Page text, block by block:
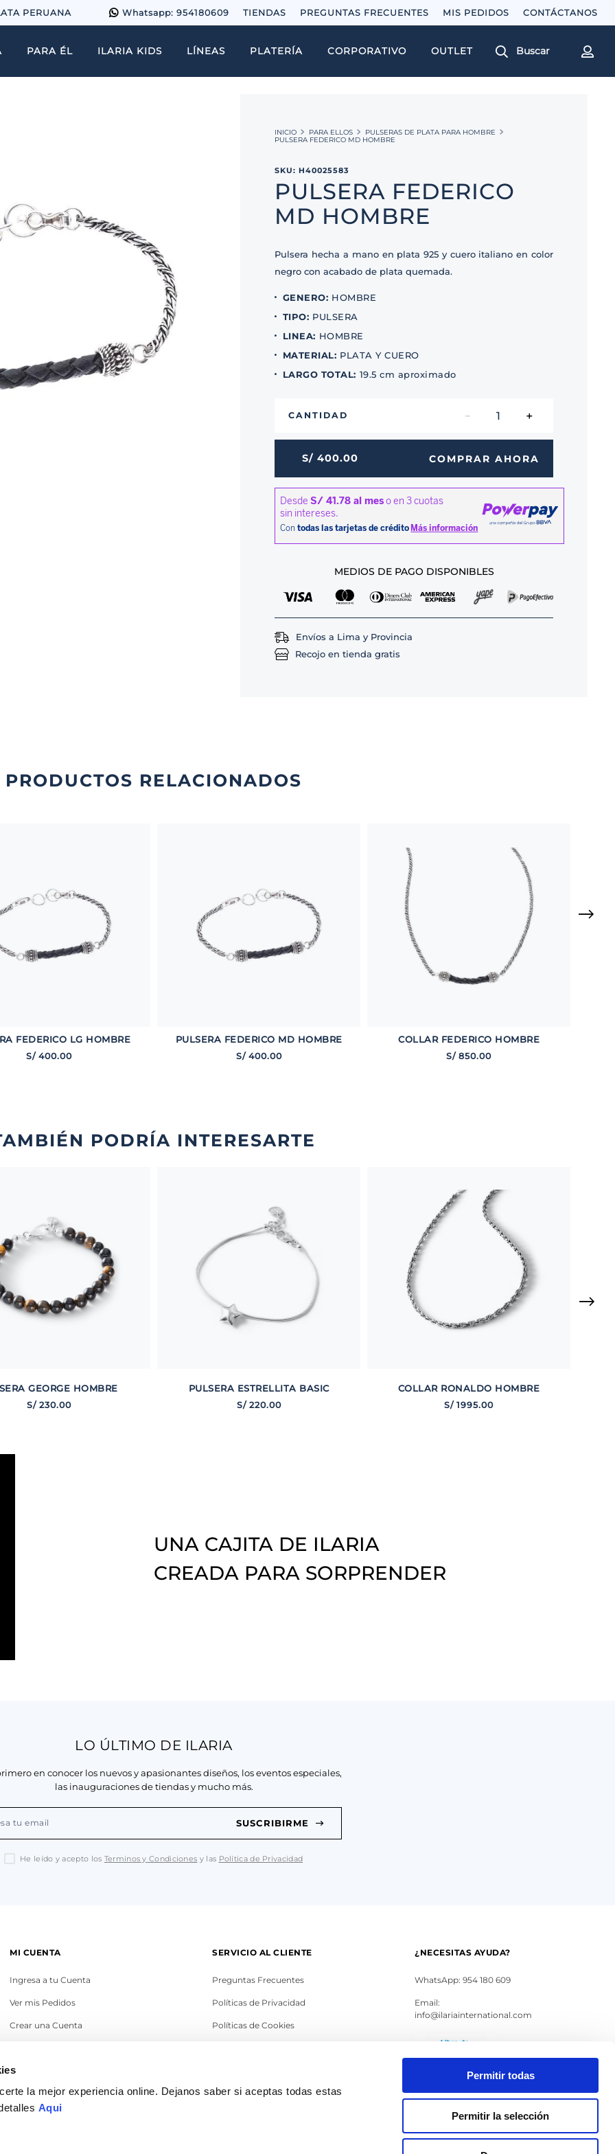
la mejor experiencia online. Dejanos saber si aceptas todas estas
Aqui
Permitir todas
Permitir la selección
PERUANA Whatsapp: 954180609 TIENDAS PREGUNTAS FRECUENTES MIS PEDIDOS
PARA ÉL ILARIA KIDS LÍNEAS PLATERÍA CORPORATIVO OUTLET Buscar
PARA ELLOS
PULSERAS DE PLATA PARA HOMBRE
PULSERA FEDERICO MD HOMBRE
SKU: H40025583
PULSERA FEDERICO
MD HOMBRE
Pulsera hecha a mano en plata 925 y cuero italiano en color
negro con acabado de plata quemada.
GENERO: HOMBRE
TIPO: PULSERA
LINEA: HOMBRE
MATERIAL: PLATA Y CUERO
LARGO TOTAL: 19.5 cm aproximado
CANTIDAD ＋
－
S/ 400.00 COMPRAR AHORA
MEDIOS DE PAGO DISPONIBLES
Envíos a Lima y Provincia
Recojo en tienda gratis
PRODUCTOS RELACIONADOS
FEDERICO LG HOMBRE
S/ 400.00
PULSERA FEDERICO MD HOMBRE
S/ 400.00
COLLAR FEDERICO HOMBRE
S/ 850.00
PODRÍA INTERESARTE
GEORGE HOMBRE
S/ 230.00
PULSERA ESTRELLITA BASIC
S/ 220.00
COLLAR RONALDO HOMBRE
S/ 1995.00
UNA CAJITA DE ILARIA
CREADA PARA SORPRENDER
LO ÚLTIMO DE ILARIA
en conocer los nuevos y apasionantes diseños, los eventos especiales,
las inauguraciones de tiendas y mucho más.
SUSCRIBIRME
He leído y acepto los Terminos y Condiciones y las Política de Privacidad
MI CUENTA
Ingresa a tu Cuenta
Ver mis Pedidos
Crear una Cuenta
SERVICIO AL CLIENTE
Preguntas Frecuentes
Políticas de Privacidad
Políticas de Cookies
Legales
¿NECESITAS AYUDA?
WhatsApp: 954 180 609
Email:
info@ilariainternational.com